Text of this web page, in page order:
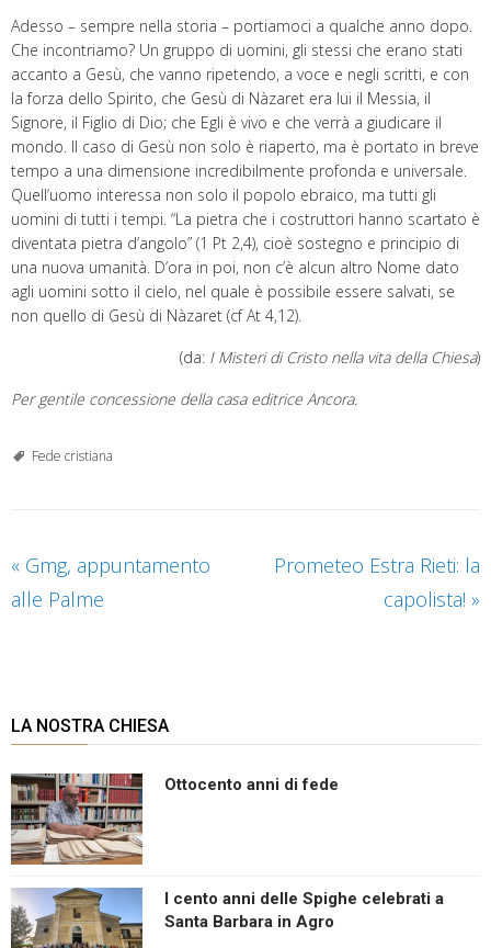
Adesso – sempre nella storia – portiamoci a qualche anno dopo.
Che incontriamo? Un gruppo di uomini, gli stessi che erano stati
accanto a Gesù, che vanno ripetendo, a voce e negli scritti, e con
la forza dello Spirito, che Gesù di Nàzaret era lui il Messia, il
Signore, il Figlio di Dio; che Egli è vivo e che verrà a giudicare il
mondo. Il caso di Gesù non solo è riaperto, ma è portato in breve
tempo a una dimensione incredibilmente profonda e universale.
Quell’uomo interessa non solo il popolo ebraico, ma tutti gli
uomini di tutti i tempi. “La pietra che i costruttori hanno scartato è
diventata pietra d’angolo” (1 Pt 2,4), cioè sostegno e principio di
una nuova umanità. D’ora in poi, non c’è alcun altro Nome dato
agli uomini sotto il cielo, nel quale è possibile essere salvati, se
non quello di Gesù di Nàzaret (cf At 4,12).
(da: I Misteri di Cristo nella vita della Chiesa)
Per gentile concessione della casa editrice Ancora.
Fede cristiana
« Gmg, appuntamento
alle Palme
Prometeo Estra Rieti: la
capolista! »
LA NOSTRA CHIESA
Ottocento anni di fede
I cento anni delle Spighe celebrati a
Santa Barbara in Agro